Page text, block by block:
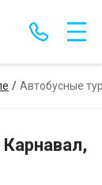
Автобусные